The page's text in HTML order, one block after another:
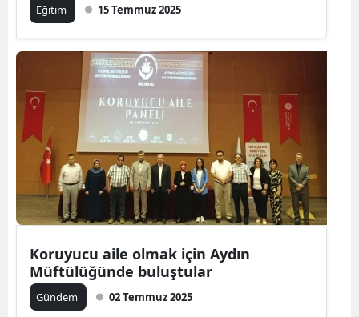
Eğitim 15 Temmuz 2025
Koruyucu aile olmak için Aydın
Müftülüğünde buluştular
Gündem 02 Temmuz 2025